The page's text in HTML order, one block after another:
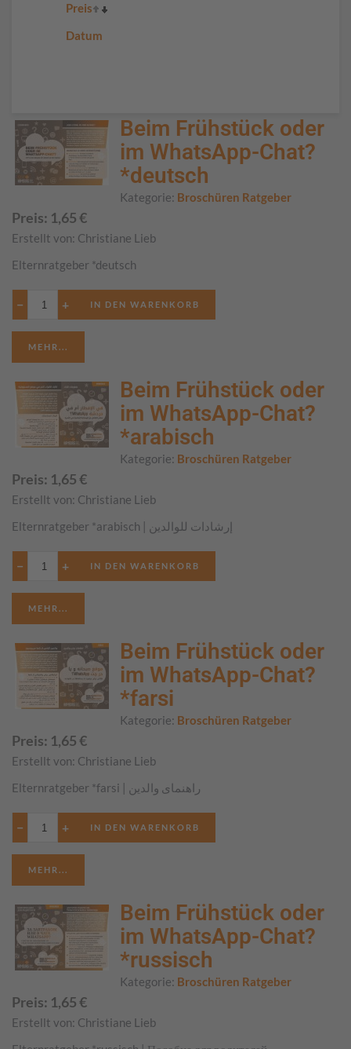
Preis
Datum
Beim Frühstück oder
im WhatsApp-Chat?
*deutsch
Kategorie: Broschüren Ratgeber
Preis: 1,65€
Erstellt von: Christiane Lieb
Elternratgeber *deutsch
− +
MEHR...
Beim Frühstück oder
im WhatsApp-Chat?
*arabisch
Kategorie: Broschüren Ratgeber
Preis: 1,65€
Erstellt von: Christiane Lieb
Elternratgeber *arabisch | إرشادات للوالدين
− +
MEHR...
Beim Frühstück oder
im WhatsApp-Chat?
*farsi
Kategorie: Broschüren Ratgeber
Preis: 1,65€
Erstellt von: Christiane Lieb
Elternratgeber *farsi | راهنمای والدین
− +
MEHR...
Beim Frühstück oder
im WhatsApp-Chat?
*russisch
Kategorie: Broschüren Ratgeber
Preis: 1,65€
Erstellt von: Christiane Lieb